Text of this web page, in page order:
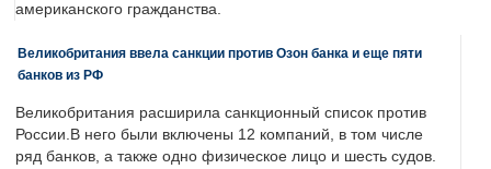
американского гражданства.
Великобритания ввела санкции против Озон банка и еще пяти
банков из РФ
Великобритания расширила санкционный список против
России.В него были включены 12 компаний, в том числе
ряд банков, а также одно физическое лицо и шесть судов.